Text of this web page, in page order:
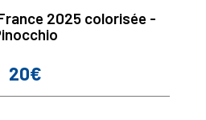
2025 colorisée -
Prix
20€